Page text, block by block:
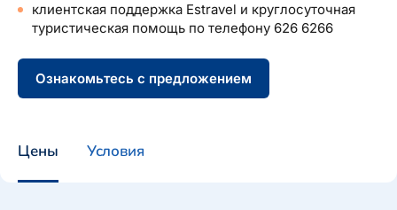
клиентская поддержка Estravel и круглосуточная
туристическая помощь по телефону 626 6266
Ознакомьтесь с предложением
Цены Условия